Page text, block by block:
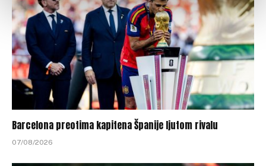
Barcelona preotima kapitena Španije ljutom rivalu
07/08/2026